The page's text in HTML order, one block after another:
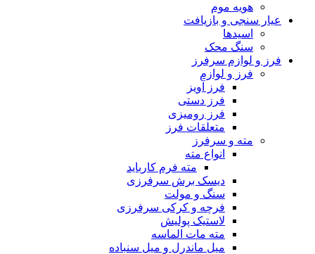
هویه موم
عیار سنجی و بازیافت
اسیدها
سنگ محک
فرز و لوازم سرفرز
فرز و لوازم
فرز آویز
فرز دستی
فرز رومیزی
متعلقات فرز
مته و سرفرز
انواع مته
مته فرم کارباید
دیسک برش سرفرزی
سنگ و مولت
فرچه و کرکی سرفرزی
لاستیک پولیش
مته مات الماسه
میل ماندرل و میل سنباده